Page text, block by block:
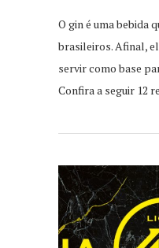
O gin é uma bebida
brasileiros. Afinal,
servir como base
Confira a seguir 12